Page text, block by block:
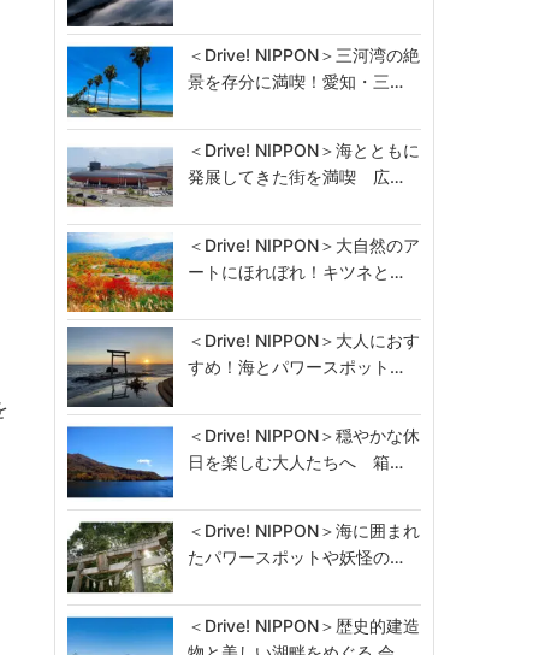
＜Drive! NIPPON＞三河湾の絶
景を存分に満喫！愛知・三…
＜Drive! NIPPON＞海とともに
発展してきた街を満喫 広…
＜Drive! NIPPON＞大自然のア
ートにほれぼれ！キツネと…
＜Drive! NIPPON＞大人におす
すめ！海とパワースポット…
＜Drive! NIPPON＞穏やかな休
日を楽しむ大人たちへ 箱…
＜Drive! NIPPON＞海に囲まれ
たパワースポットや妖怪の…
＜Drive! NIPPON＞歴史的建造